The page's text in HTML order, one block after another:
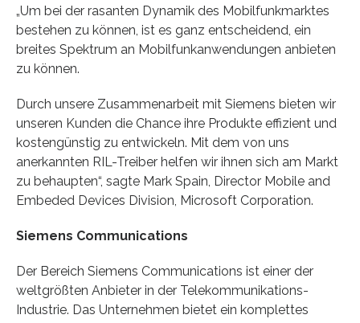
„Um bei der rasanten Dynamik des Mobilfunkmarktes
bestehen zu können, ist es ganz entscheidend, ein
breites Spektrum an Mobilfunkanwendungen anbieten
zu können.
Durch unsere Zusammenarbeit mit Siemens bieten wir
unseren Kunden die Chance ihre Produkte effizient und
kostengünstig zu entwickeln. Mit dem von uns
anerkannten RIL-Treiber helfen wir ihnen sich am Markt
zu behaupten“, sagte Mark Spain, Director Mobile and
Embeded Devices Division, Microsoft Corporation.
Siemens Communications
Der Bereich Siemens Communications ist einer der
weltgrößten Anbieter in der Telekommunikations-
Industrie. Das Unternehmen bietet ein komplettes